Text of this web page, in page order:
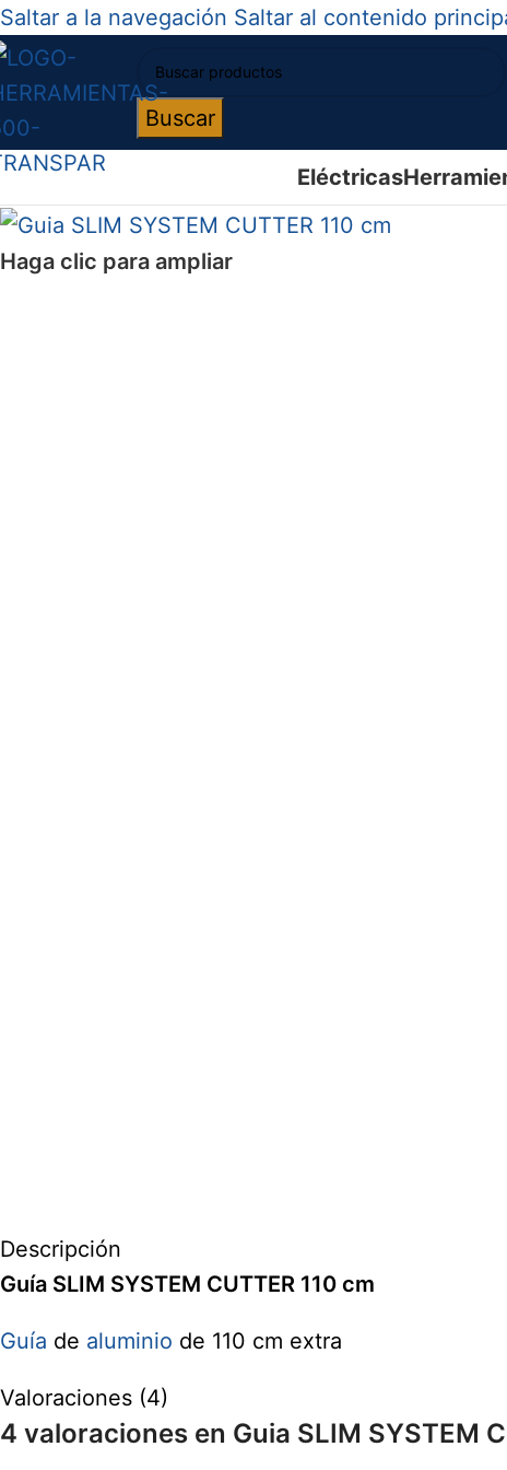
Saltar a la navegación Saltar al contenido
Buscar
Eléctricas
Haga clic para ampliar
Descripción
Guía SLIM SYSTEM CUTTER 110 cm
Guía de aluminio de 110 cm extra
Valoraciones (4)
4 valoraciones en Guia SLIM SYSTEM